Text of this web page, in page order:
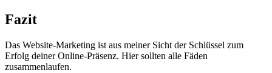
Fazit
Das Website-Marketing ist aus meiner Sicht der Schlüssel zum
Erfolg deiner Online-Präsenz. Hier sollten alle Fäden
zusammenlaufen.